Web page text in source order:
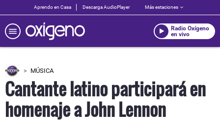
Aprendo en Casa Descarga AudioPlayer Más estaciones
Radio Oxígeno
en vivo
MÚSICA
Cantante latino participará en
homenaje a John Lennon